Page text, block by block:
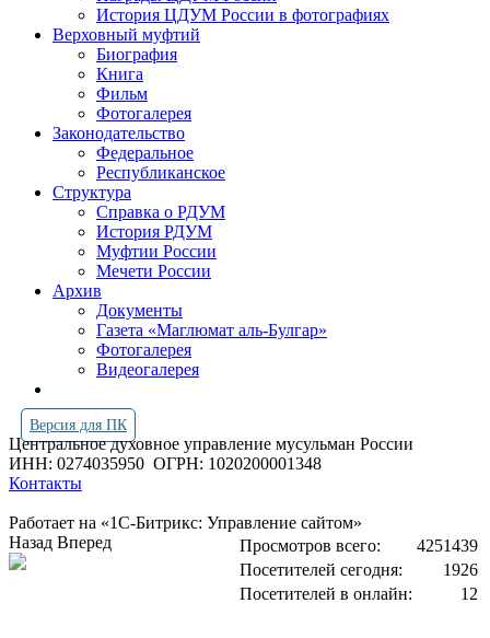
История ЦДУМ России в фотографиях
Верховный муфтий
Биография
Книга
Фильм
Фотогалерея
Законодательство
Федеральное
Республиканское
Структура
Справка о РДУМ
История РДУМ
Муфтии России
Мечети России
Архив
Документы
Газета «Маглюмат аль-Булгар»
Фотогалерея
Видеогалерея
Версия для ПК
Центральное духовное управление мусульман России
ИНН: 0274035950 ОГРН: 1020200001348
Контакты
Работает на «1С-Битрикс: Управление сайтом»
Просмотров всего:
4251439
Посетителей сегодня:
1926
Посетителей в онлайн:
12
Назад Вперед